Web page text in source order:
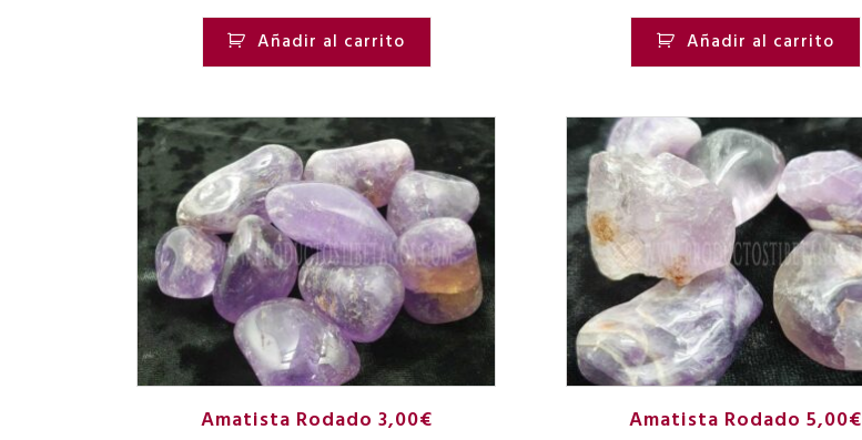
Añadir al carrito Añadir al carrito
Amatista Rodado 3,00€ Amatista Rodado 5,00€